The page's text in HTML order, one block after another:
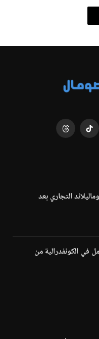
تيكتوك Threads
التجاري بعد
في الكونفدرالية من